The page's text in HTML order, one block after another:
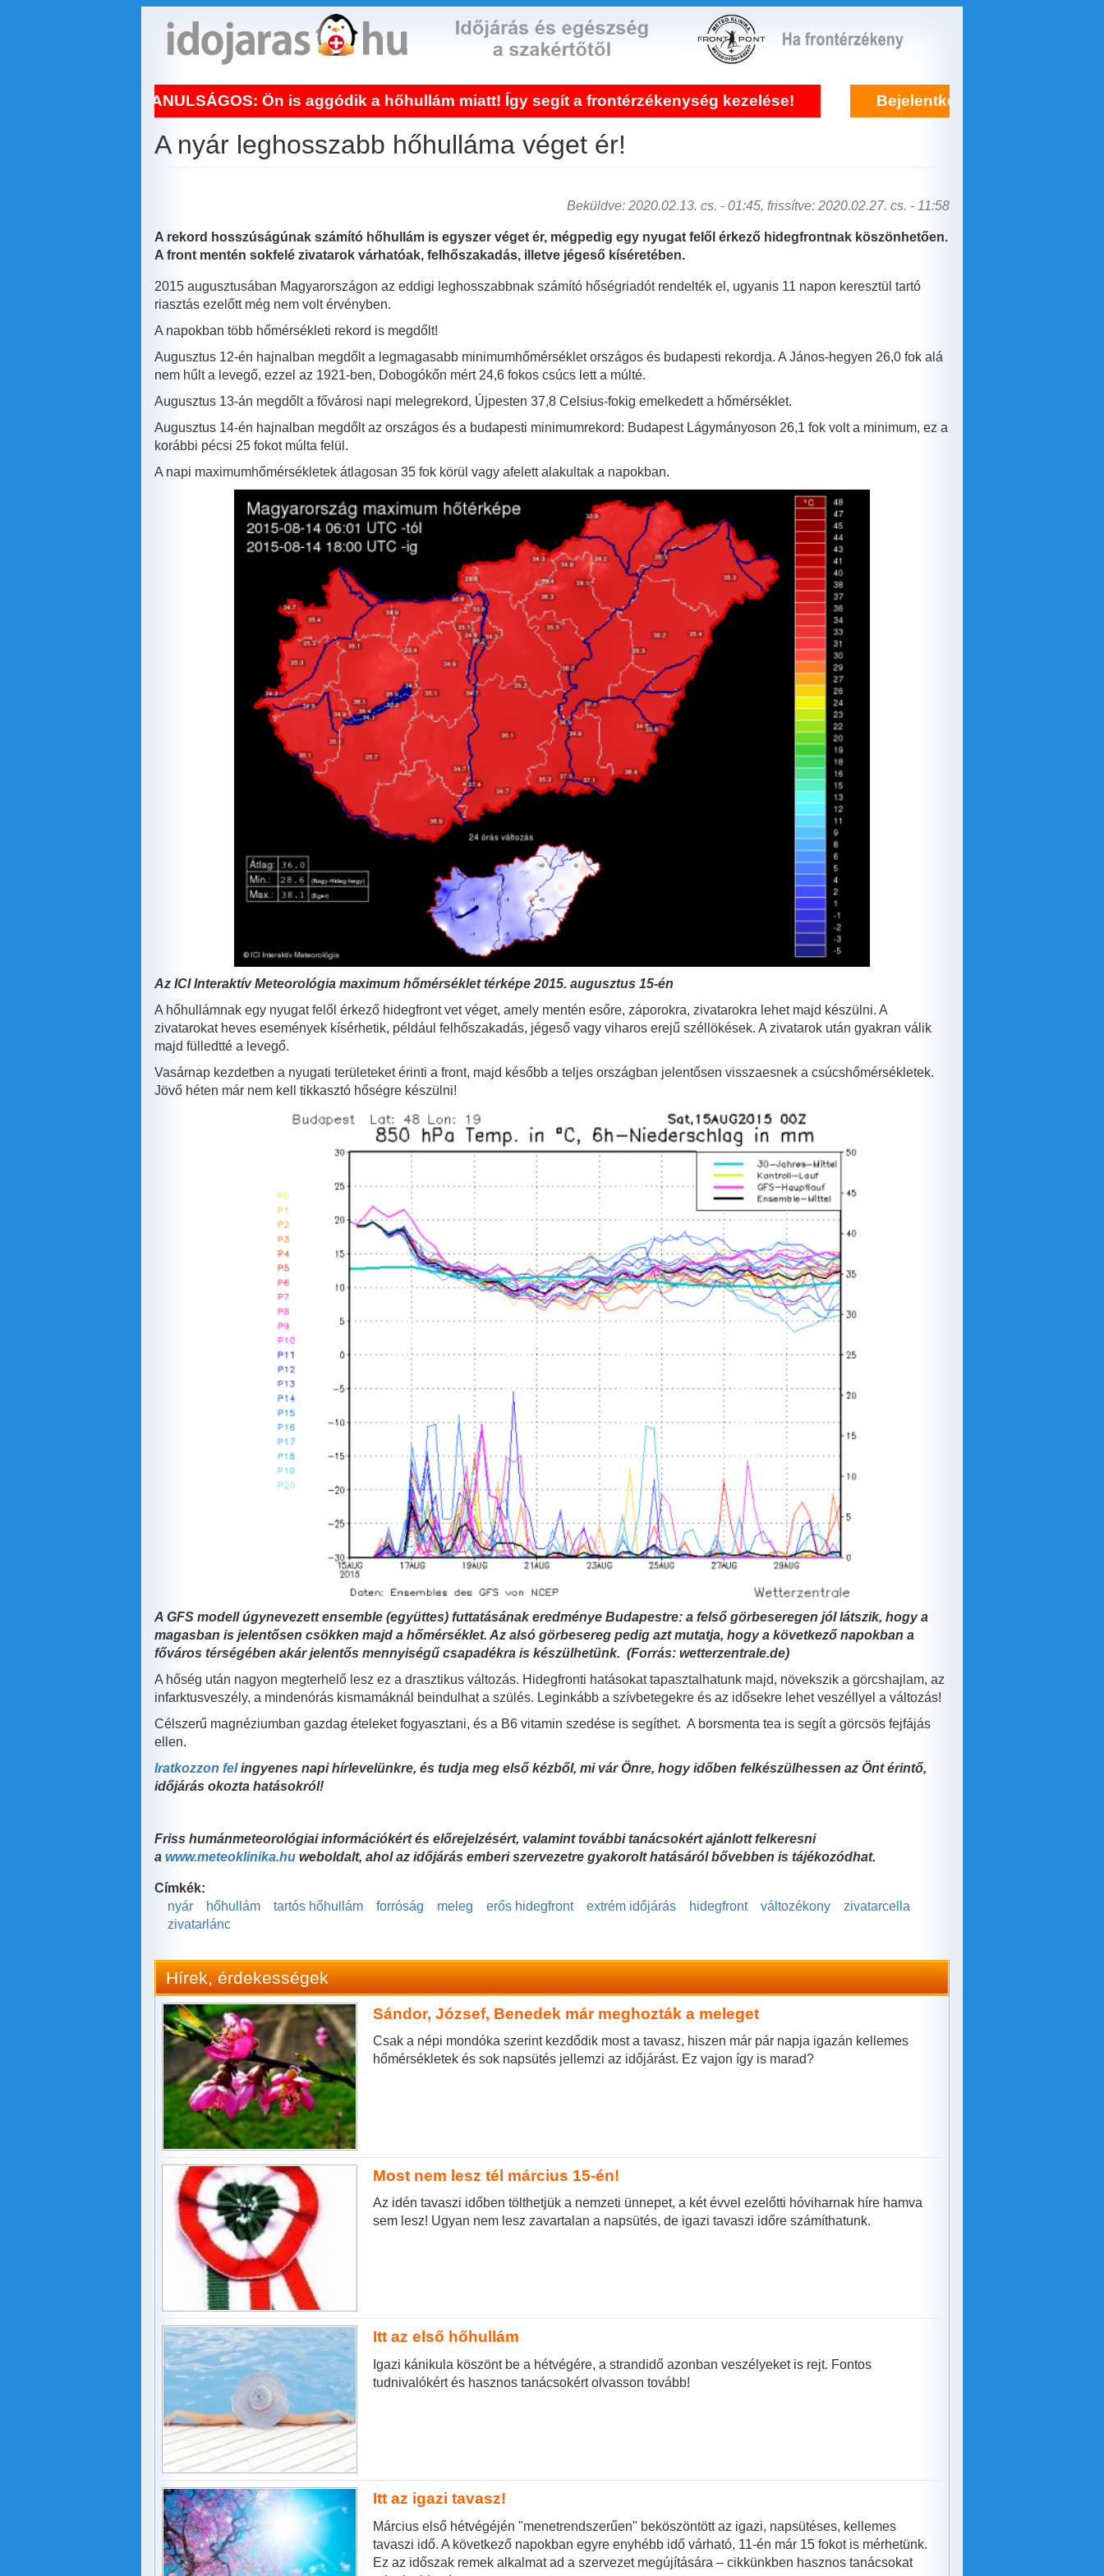
NAPI TANULSÁGOS: Ön is aggódik a hőhullám miatt! Így segít a frontérzékenység kezelése! Bejelentkezés frontérzékenység
A nyár leghosszabb hőhulláma véget ér!
Beküldve: 2020.02.13. cs. - 01:45, frissítve: 2020.02.27. cs. - 11:58
A rekord hosszúságúnak számító hőhullám is egyszer véget ér, mégpedig egy nyugat felől érkező hidegfrontnak köszönhetően.
A front mentén sokfelé zivatarok várhatóak, felhőszakadás, illetve jégeső kíséretében.
2015 augusztusában Magyarországon az eddigi leghosszabbnak számító hőségriadót rendelték el, ugyanis 11 napon keresztül tartó
riasztás ezelőtt még nem volt érvényben.
A napokban több hőmérsékleti rekord is megdőlt!
Augusztus 12-én hajnalban megdőlt a legmagasabb minimumhőmérséklet országos és budapesti rekordja. A János-hegyen 26,0 fok alá
nem hűlt a levegő, ezzel az 1921-ben, Dobogókőn mért 24,6 fokos csúcs lett a múlté.
Augusztus 13-án megdőlt a fővárosi napi melegrekord, Újpesten 37,8 Celsius-fokig emelkedett a hőmérséklet.
Augusztus 14-én hajnalban megdőlt az országos és a budapesti minimumrekord: Budapest Lágymányoson 26,1 fok volt a minimum, ez a
korábbi pécsi 25 fokot múlta felül.
A napi maximumhőmérsékletek átlagosan 35 fok körül vagy afelett alakultak a napokban.
Az ICIInteraktív Meteorológia maximum hőmérséklet térképe 2015. augusztus 15-én
A hőhullámnak egy nyugat felől érkező hidegfront vet véget, amely mentén esőre, záporokra, zivatarokra lehet majd készülni. A
zivatarokat heves események kísérhetik, például felhőszakadás, jégeső vagy viharos erejű széllökések. A zivatarok után gyakran válik
majd fülledtté a levegő.
Vasárnap kezdetben a nyugati területeket érinti a front, majd később a teljes országban jelentősen visszaesnek a csúcshőmérsékletek.
Jövő héten már nem kell tikkasztó hőségre készülni!
A GFS modell úgynevezett ensemble (együttes) futtatásának eredménye Budapestre: a felső görbeseregen jól látszik, hogy a
magasban is jelentősen csökken majd a hőmérséklet. Az alsó görbesereg pedig azt mutatja, hogy a következő napokban a
főváros térségében akár jelentős mennyiségű csapadékra is készülhetünk. (Forrás: wetterzentrale.de)
A hőség után nagyon megterhelő lesz ez a drasztikus változás. Hidegfronti hatásokat tapasztalhatunk majd, növekszik a görcshajlam, az
infarktusveszély, a mindenórás kismamáknál beindulhat a szülés. Leginkább a szívbetegekre és az idősekre lehet veszéllyel a változás!
Célszerű magnéziumban gazdag ételeket fogyasztani, és a B6 vitamin szedése is segíthet. A borsmenta tea is segít a görcsös fejfájás
ellen.
Iratkozzon felingyenes napi hírlevelünkre, és tudja meg első kézből, mi vár Önre, hogy időben felkészülhessen az Önt érintő,
időjárás okozta hatásokról!
Friss humánmeteorológiai információkért és előrejelzésért, valamint további tanácsokért ajánlott felkeresni
a www.meteoklinika.hu weboldalt, ahol az időjárás emberi szervezetre gyakorolt hatásáról bővebben is tájékozódhat.
Címkék:
nyár
hőhullám tartós hőhullám forróság meleg erős hidegfront extrém időjárás hidegfront változékony
zivatarcella
zivatarlánc
Hírek, érdekességek
Sándor, József, Benedek már meghozták a meleget
Csak a népi mondóka szerint kezdődik most a tavasz, hiszen már pár napja igazán kellemes
hőmérsékletek és sok napsütés jellemzi az időjárást. Ez vajon így is marad?
Most nem lesz tél március 15-én!
Az idén tavaszi időben tölthetjük a nemzeti ünnepet, a két évvel ezelőtti hóviharnak híre hamva
sem lesz! Ugyan nem lesz zavartalan a napsütés, de igazi tavaszi időre számíthatunk.
Itt az első hőhullám
Igazi kánikula köszönt be a hétvégére, a strandidő azonban veszélyeket is rejt. Fontos
tudnivalókért és hasznos tanácsokért olvasson tovább!
Itt az igazi tavasz!
Március első hétvégéjén "menetrendszerűen" beköszöntött az igazi, napsütéses, kellemes
tavaszi idő. A következő napokban egyre enyhébb idő várható, 11-én már 15 fokot is mérhetünk.
Ez az időszak remek alkalmat ad a szervezet megújítására – cikkünkben hasznos tanácsokat